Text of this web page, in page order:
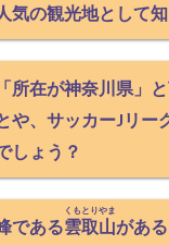
気の観光地として
在が神奈川県」
や、サッカーJリー
しょう？
である雲取山
くもとりやま
があ